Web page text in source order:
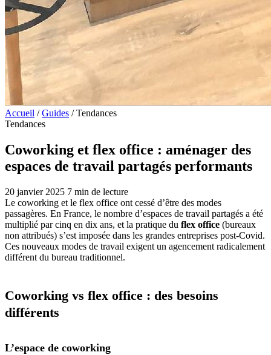
Accueil / Guides / Tendances
Tendances
Coworking et flex office : aménager des
espaces de travail partagés performants
20 janvier 2025 7 min de lecture
Le coworking et le flex office ont cessé d’être des modes
passagères. En France, le nombre d’espaces de travail partagés a été
multiplié par cinq en dix ans, et la pratique du flex office (bureaux
non attribués) s’est imposée dans les grandes entreprises post-Covid.
Ces nouveaux modes de travail exigent un agencement radicalement
différent du bureau traditionnel.
Coworking vs flex office : des besoins
différents
L’espace de coworking